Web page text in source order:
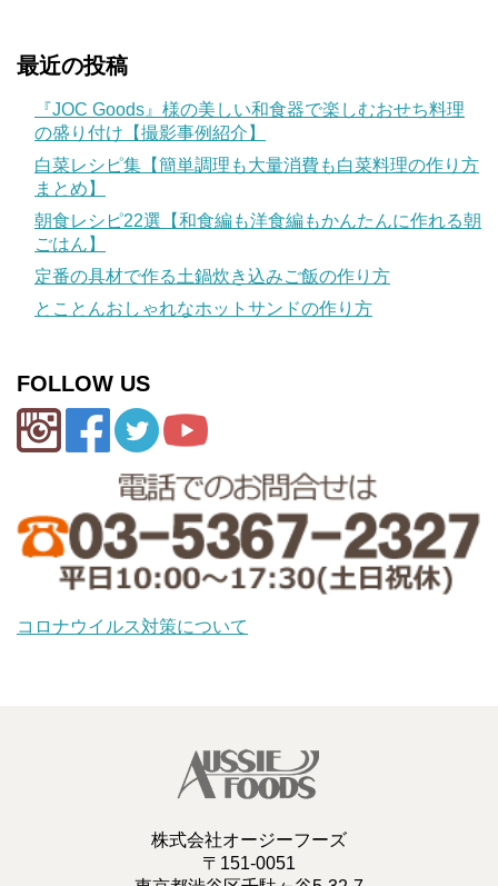
最近の投稿
『JOC Goods』様の美しい和食器で楽しむおせち料理
の盛り付け【撮影事例紹介】
白菜レシピ集【簡単調理も大量消費も白菜料理の作り方
まとめ】
朝食レシピ22選【和食編も洋食編もかんたんに作れる朝
ごはん】
定番の具材で作る土鍋炊き込みご飯の作り方
とことんおしゃれなホットサンドの作り方
FOLLOW US
コロナウイルス対策について
株式会社オージーフーズ
〒151-0051